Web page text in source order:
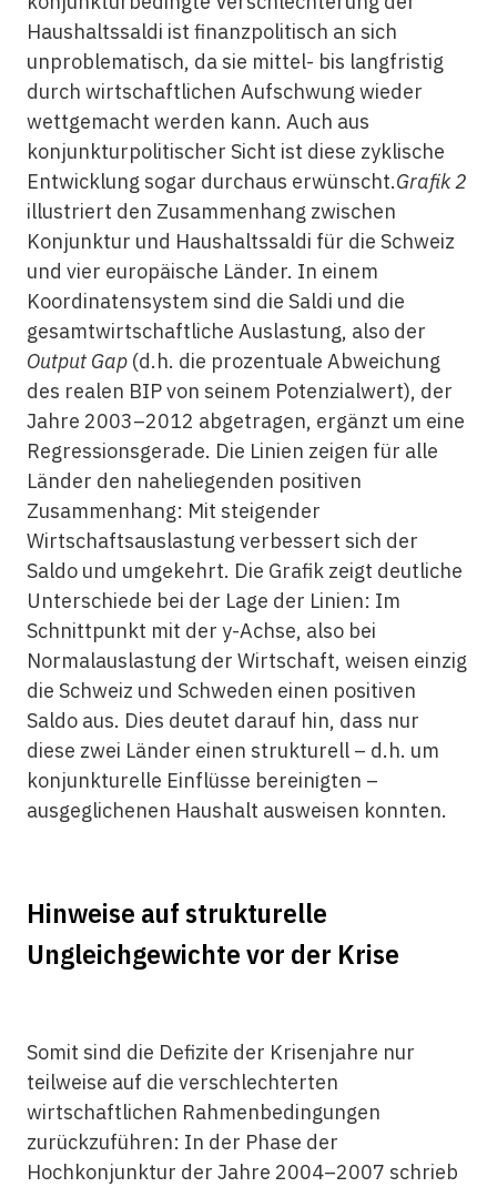
Haushaltssaldi ist finanzpolitisch an sich
unproblematisch, da sie mittel- bis langfristig
durch wirtschaftlichen Aufschwung wieder
wettgemacht werden kann. Auch aus
konjunkturpolitischer Sicht ist diese zyklische
Entwicklung sogar durchaus erwünscht.Grafik 2
illustriert den Zusammenhang zwischen
Konjunktur und Haushaltssaldi für die Schweiz
und vier europäische Länder. In einem
Koordinatensystem sind die Saldi und die
gesamtwirtschaftliche Auslastung, also der
Output Gap(d.h. die prozentuale Abweichung
des realen BIP von seinem Potenzialwert), der
Jahre 2003–2012 abgetragen, ergänzt um eine
Regressionsgerade. Die Linien zeigen für alle
Länder den naheliegenden positiven
Zusammenhang: Mit steigender
Wirtschaftsauslastung verbessert sich der
Saldo und umgekehrt. Die Grafik zeigt deutliche
Unterschiede bei der Lage der Linien: Im
Schnittpunkt mit der y-Achse, also bei
Normalauslastung der Wirtschaft, weisen einzig
die Schweiz und Schweden einen positiven
Saldo aus. Dies deutet darauf hin, dass nur
diese zwei Länder einen strukturell – d.h. um
konjunkturelle Einflüsse bereinigten –
ausgeglichenen Haushalt ausweisen konnten.
Hinweise auf strukturelle
Ungleichgewichte vor der Krise
Somit sind die Defizite der Krisenjahre nur
teilweise auf die verschlechterten
wirtschaftlichen Rahmenbedingungen
zurückzuführen: In der Phase der
Hochkonjunktur der Jahre 2004–2007 schrieb